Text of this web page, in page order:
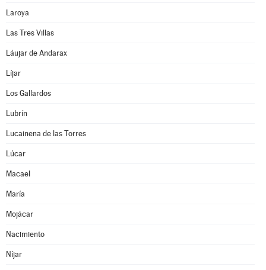
Laroya
Las Tres Villas
Láujar de Andarax
Líjar
Los Gallardos
Lubrín
Lucainena de las Torres
Lúcar
Macael
María
Mojácar
Nacimiento
Níjar